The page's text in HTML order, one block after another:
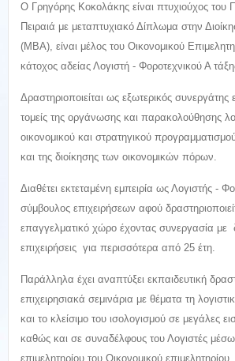
Ο Γρηγόρης Κοκολάκης είναι πτυχιούχος του
Πειραιά με μεταπτυχιακό Δίπλωμα στην
(ΜΒΑ), είναι μέλος του Οικονομικού
κάτοχος αδείας Λογιστή - Φοροτεχνικού Α
Δραστηριοποιείται ως εξωτερικός
τομείς της οργάνωσης και παρακολούθησης
οικονομικού και στρατηγικού
και της διοίκησης των οικονομικών πόρων.
Διαθέτει εκτεταμένη εμπειρία ως Λογιστής -
σύμβουλος επιχειρήσεων αφού
επαγγελματικό χώρο έχοντας συνεργασία με
επιχειρήσεις για περισσότερα από 25 έτη.
Παράλληλα έχει αναπτύξει εκπαιδευτική
επιχειρησιακά σεμινάρια με θέματα τη
και το κλείσιμο του ισολογισμού σε μεγάλες
καθώς και σε συναδέλφους του Λογιστές
επιμελητηρίου του Οικονομικού